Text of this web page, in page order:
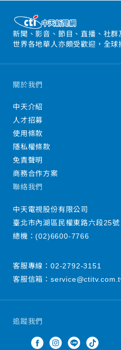
新聞、影音、節目、直播、社
世界各地華人亦頗受歡迎，全球
追蹤我們
關於我們
中天介紹
人才招募
使用條款
隱私權條款
免責聲明
商務合作方案
聯絡我們
中天電視股份有限公司
臺北市內湖區民權東路六段25號
總機：(02)6600-7766
客服專線： 02-2792-3151
客服信箱：